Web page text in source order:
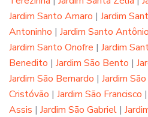
Jardim Santo Amaro | Jardim
Antoninho | Jardim Santo Antônio
Jardim Santo Onofre | Jardim
Benedito | Jardim São Bento |
Jardim São Bernardo | Jardim
Cristóvão | Jardim São Francisco |
Assis | Jardim São Gabriel |